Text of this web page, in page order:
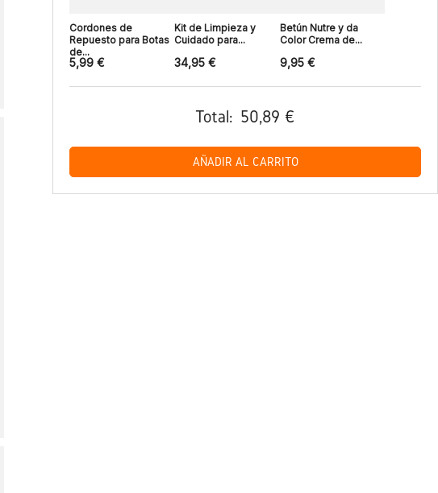
Cordones de
Repuesto para Botas
de...
5,99 €
Kit de Limpieza y
Cuidado para...
34,95 €
Betún Nutre y da
Color Crema de...
9,95 €
Total: 50,89 €
AÑADIR AL CARRITO